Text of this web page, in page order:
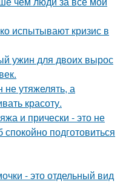
испытывают кризис в
ужин для двоих вырос
утяжелять, а
красоту.
и прически - это не
подготовиться
- это отдельный вид